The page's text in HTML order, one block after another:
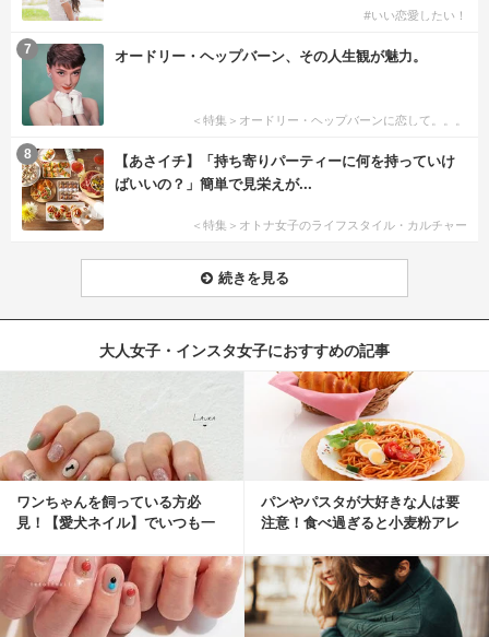
#いい恋愛したい！
オードリー・ヘップバーン、その人生観が魅力。
＜特集＞オードリー・ヘップバーンに恋して。。。
7
【あさイチ】「持ち寄りパーティーに何を持っていけ
ばいいの？」簡単で見栄えが...
＜特集＞オトナ女子のライフスタイル・カルチャー
8
続きを見る
大人女子・インスタ女子におすすめの記事
ワンちゃんを飼っている方必
見！【愛犬ネイル】でいつも一
パンやパスタが大好きな人は要
注意！食べ過ぎると小麦粉アレ